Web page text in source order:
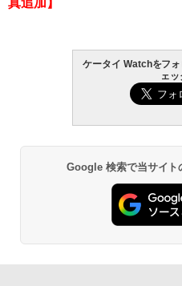
真追加】
ケータイ Watchをフ
ェッ
Google 検索で当サイト